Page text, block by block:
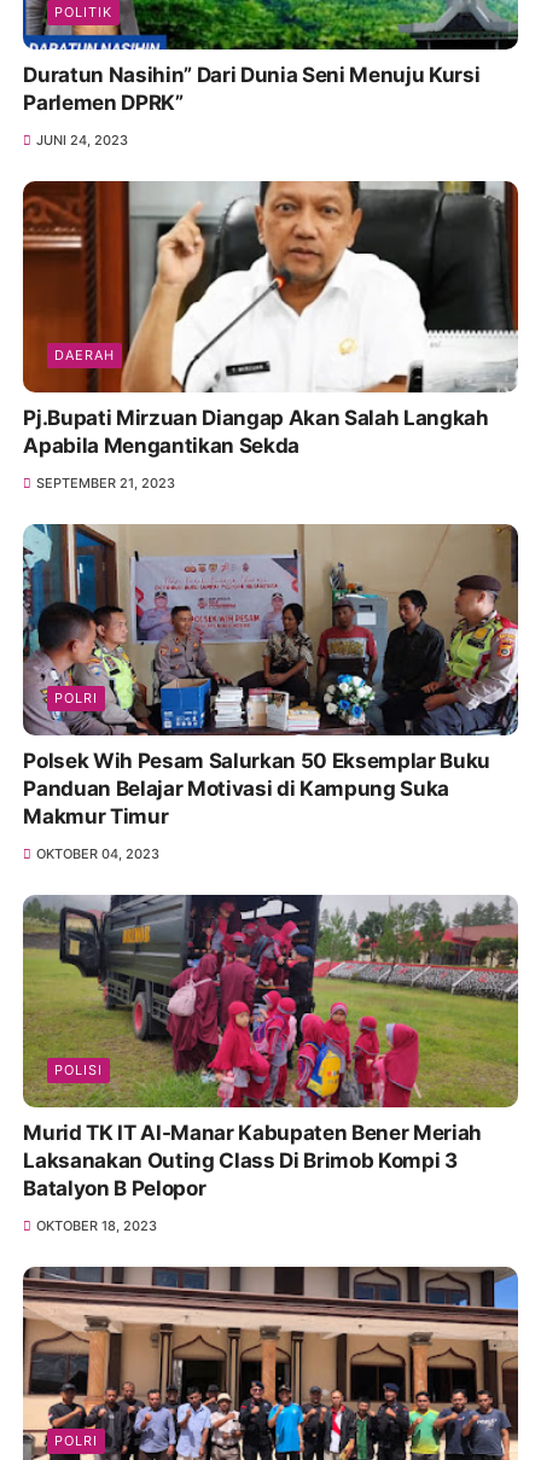
POLITIK
Duratun Nasihin” Dari Dunia Seni Menuju Kursi
Parlemen DPRK”
JUNI 24, 2023
DAERAH
Pj.Bupati Mirzuan Diangap Akan Salah Langkah
Apabila Mengantikan Sekda
SEPTEMBER 21, 2023
POLRI
Polsek Wih Pesam Salurkan 50 Eksemplar Buku
Panduan Belajar Motivasi di Kampung Suka
Makmur Timur
OKTOBER 04, 2023
POLISI
Murid TK IT Al-Manar Kabupaten Bener Meriah
Laksanakan Outing Class Di Brimob Kompi 3
Batalyon B Pelopor
OKTOBER 18, 2023
POLRI